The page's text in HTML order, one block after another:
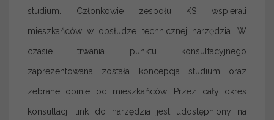
studium. Członkowie zespołu KS wspierali
mieszkańców w obsłudze technicznej narzędzia. W
czasie trwania punktu konsultacyjnego
zaprezentowana została koncepcja studium oraz
zebrane opinie od mieszkańców. Przez cały okres
konsultacji link do narzędzia jest udostępniony na